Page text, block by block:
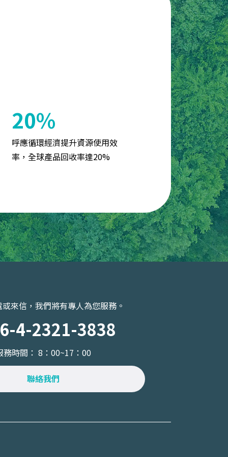
20%
呼應循環經濟提升資源使用效
率，全球產品回收率達20%
來信，我們將有專人為您服務。
4-2321-3838
務時間： 8：00~17：00
聯絡我們